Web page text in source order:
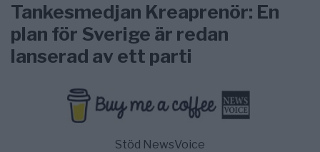
Tankesmedjan Kreaprenör: En
plan för Sverige är redan
lanserad av ett parti
Stöd NewsVoice